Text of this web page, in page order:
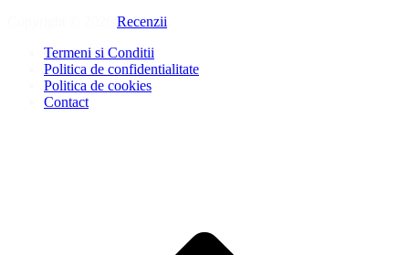
Recenzii
Termeni si Conditii
Politica de confidentialitate
Politica de cookies
Contact